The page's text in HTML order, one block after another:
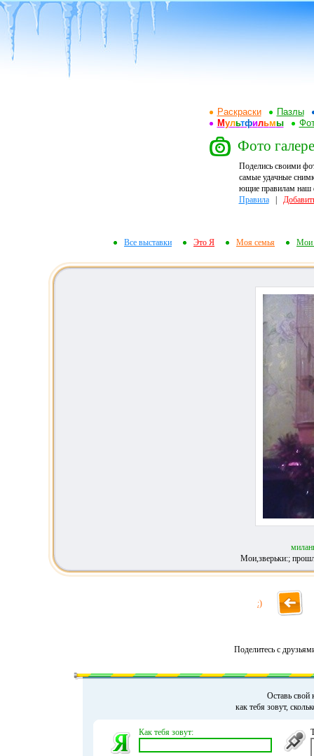
Раскраски
Пазлы
Мультфильмы
Фото
Поделись своими
самые удачные
ющие правилам наш
Правила|
Все выставки Это Я Моя семья Мои
Мои,зверьки:;
:)
Поделитесь с
Оставь свой
как тебя зовут,
Как тебя зовут: